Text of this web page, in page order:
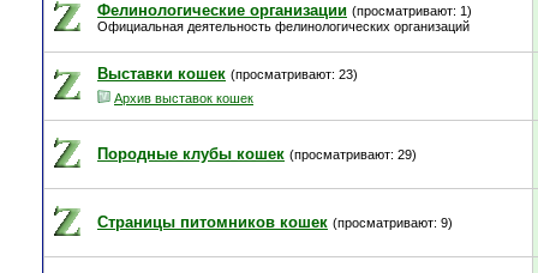
Фелинологические организации (просматривают: 1)
Официальная деятельность фелинологических организаций
Выставки кошек (просматривают: 23)
Архив выставок кошек
Породные клубы кошек (просматривают: 29)
Страницы питомников кошек (просматривают: 9)